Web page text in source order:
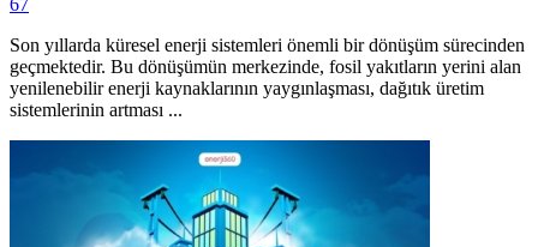
67
Son yıllarda küresel enerji sistemleri önemli bir dönüşüm sürecinden
geçmektedir. Bu dönüşümün merkezinde, fosil yakıtların yerini alan
yenilenebilir enerji kaynaklarının yaygınlaşması, dağıtık üretim
sistemlerinin artması ...